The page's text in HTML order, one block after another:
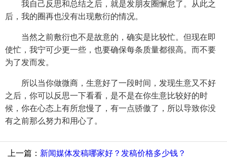
我自己反思和总结之后，就是发朋友圈懈怠了。从此之
后，我的圈再也没有出现敷衍的情况。
当然之前敷衍也不是故意的，确实是比较忙。但现在即
使忙，我宁可少更一些，也要确保每条质量都很高。而不要
为了发而发。
所以当你做微商，生意好了一段时间，发现生意又不好
之后，你可以反思一下看看，是不是在你生意比较好的时
候，你在心态上有所怠慢了，有一点骄傲了，所以导致你没
有之前那么努力和用心了。
上一篇： 新闻媒体发稿哪家好？发稿价格多少钱？